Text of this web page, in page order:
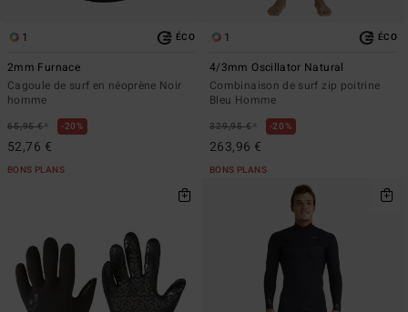
1 ÉCO
2mm Furnace
Cagoule de surf en néoprène Noir
homme
65,95 €* 20%
52,76 €
BONS PLANS
1 ÉCO
4/3mm Oscillator Natural
Combinaison de surf zip poitrine
Bleu Homme
329,95 €* 20%
263,96 €
BONS PLANS